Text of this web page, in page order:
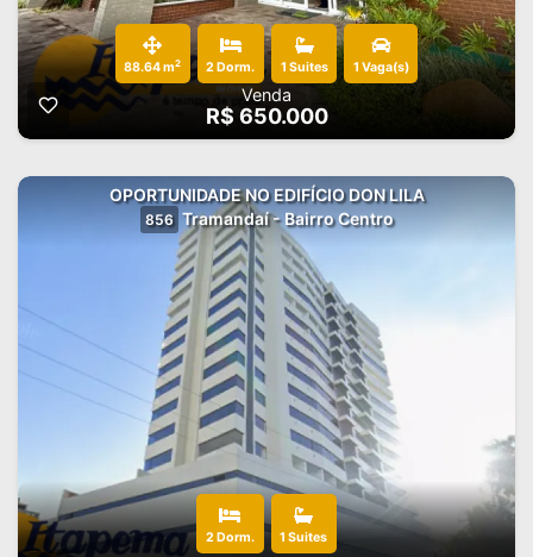
88.64 m2 2 Dorm. 1 Suites 1 Vaga(s)
Venda
R$ 650.000
OPORTUNIDADE NO EDIFÍCIO DON LILA
856 Tramandaí - Bairro Centro
2 Dorm. 1 Suites